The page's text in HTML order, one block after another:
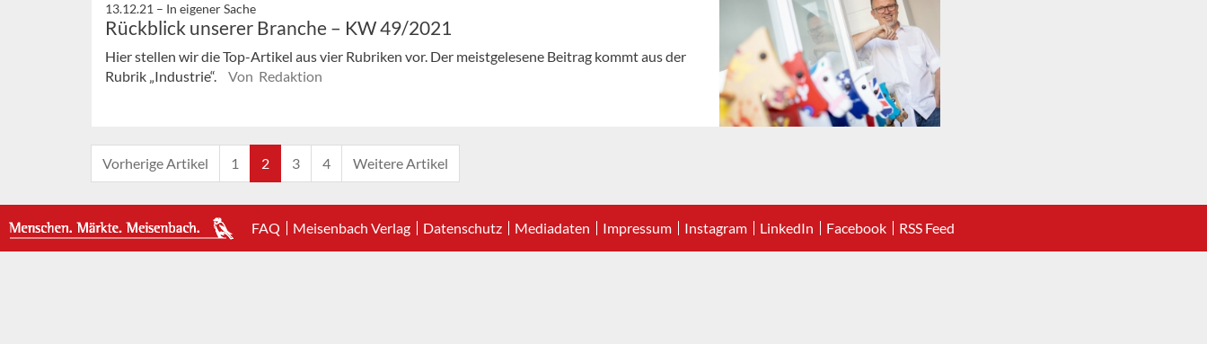
13.12.21 – In eigener Sache
Rückblick unserer Branche – KW 49/2021
Hier stellen wir die Top-Artikel aus vier Rubriken vor. Der meistgelesene Beitrag kommt aus der
Rubrik „Industrie“.
Von Redaktion
Vorherige Artikel 1 2 3 4 Weitere Artikel
FAQ Meisenbach Verlag Datenschutz Mediadaten Impressum Instagram LinkedIn Facebook RSS Feed